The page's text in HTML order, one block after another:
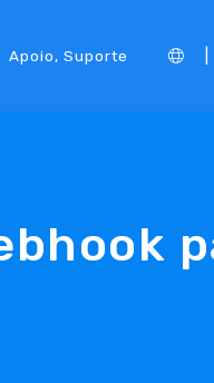
Apoio, Suporte